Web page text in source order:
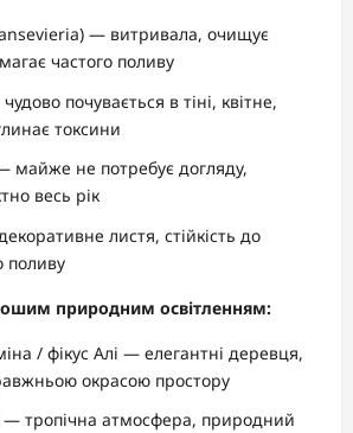
— витривала, очищує
частого поливу
почувається в тіні, квітне,
токсини
майже не потребує догляду,
весь рік
листя, стійкість до
поливу
природним освітленням:
/ фікус Алі — елегантні деревця,
окрасою простору
тропічна атмосфера, природний